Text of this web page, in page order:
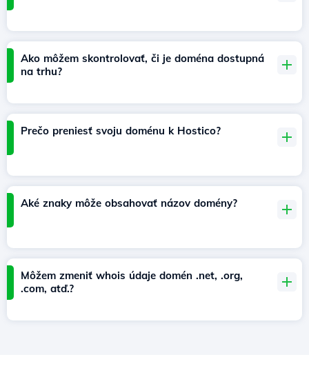
Ako môžem skontrolovať, či je doména dostupná
na trhu?
Prečo preniesť svoju doménu k Hostico?
Aké znaky môže obsahovať názov domény?
Môžem zmeniť whois údaje domén .net, .org,
.com, atď.?